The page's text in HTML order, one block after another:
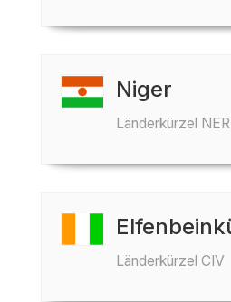
Niger
Länderkürzel NER
Länderkürzel CIV